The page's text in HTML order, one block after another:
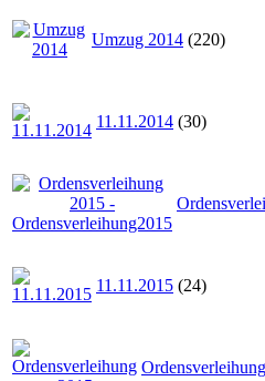
Umzug 2014 (220)
11.11.2014 (30)
11.11.2015 (24)